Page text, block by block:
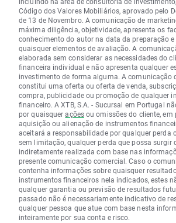
Código dos Valores Mobiliários, aprovado pelo
de 13 de Novembro. A comunicação de
máxima diligência, objetividade, apresenta os
conhecimento do autor na data da preparação e
quaisquer elementos de avaliação. A
elaborada sem considerar as necessidades do
financeira individual e não apresenta qualquer
investimento de forma alguma. A comunicação
constitui uma oferta ou oferta de venda,
compra, publicidade ou promoção de qualquer
financeiro. A XTB, S.A. - Sucursal em Portugal
por quaisqueraçõesou omissões do cliente, em
aquisição ou alienação de instrumentos
aceitará a responsabilidade por qualquer perda
sem limitação, qualquer perda que possa surgir
indiretamente realizada com base nas
presente comunicação comercial. Caso o
contenha informações sobre quaisquer
instrumentos financeiros nela indicados, estes
qualquer garantia ou previsão de resultados
passado não é necessariamente indicativo de
qualquer pessoa que atue com base nesta
inteiramente por sua conta e risco.